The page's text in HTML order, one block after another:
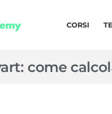
CORSI
come